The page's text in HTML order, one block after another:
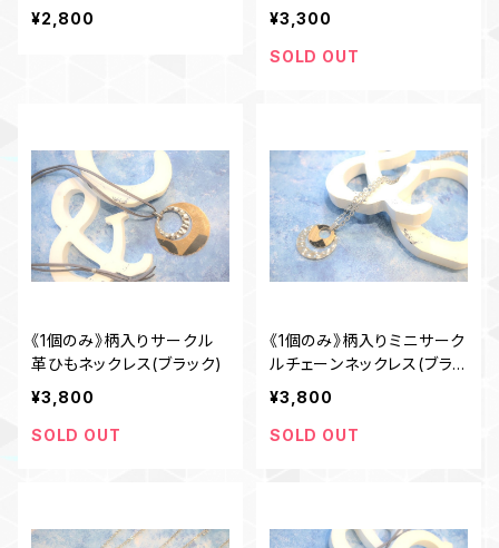
¥2,800
¥3,300
SOLD OUT
《1個のみ》柄入りサークル
革ひもネックレス(ブラック)
¥3,800
SOLD OUT
《1個のみ》柄入りミニサーク
ルチェーンネックレス(ブラッ
ク)
¥3,800
SOLD OUT